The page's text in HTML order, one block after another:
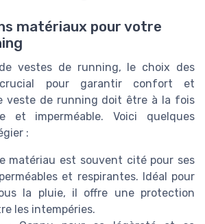
matériaux pour votre
vestes de running, le choix des
pour garantir confort et
veste de running doit être à la fois
et imperméable. Voici quelques
:
matériau est souvent cité pour ses
et respirantes. Idéal pour
la pluie, il offre une protection
les intempéries.